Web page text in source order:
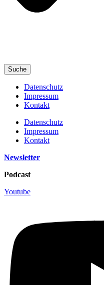
Suche
Datenschutz
Impressum
Kontakt
Datenschutz
Impressum
Kontakt
Newsletter
Podcast
Youtube